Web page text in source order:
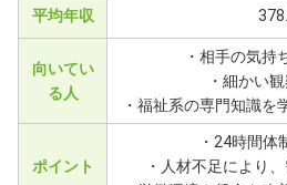
平均年収
向いてい
る人
・相手の気持
・細かい
・福祉系の専門知識を
ポイント
・24時間体
・人材不足により